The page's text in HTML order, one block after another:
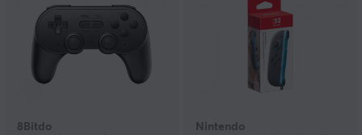
8Bitdo Nintendo